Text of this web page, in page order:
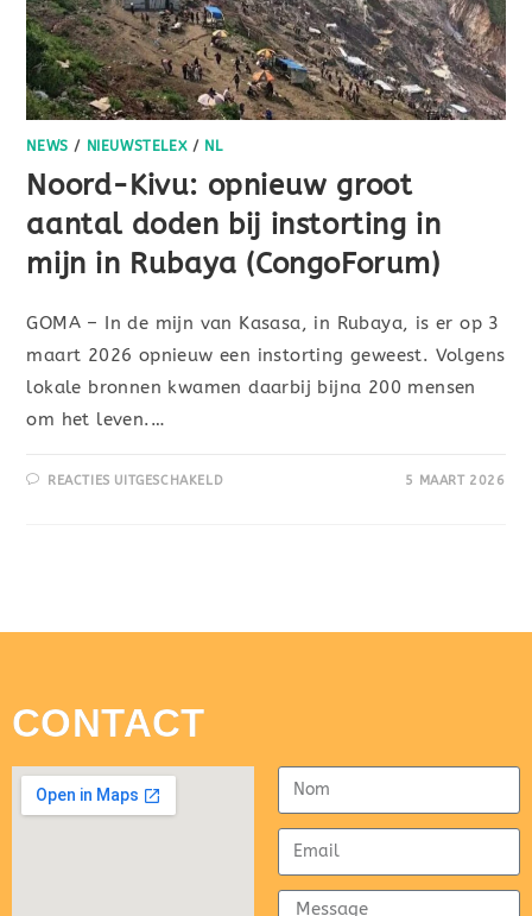
NEWS / NIEUWSTELEX/ NL
Noord-Kivu: opnieuw groot
aantal doden bij instorting in
mijn in Rubaya (CongoForum)
GOMA – In de mijn van Kasasa, in Rubaya, is er op 3
maart 2026 opnieuw een instorting geweest. Volgens
lokale bronnen kwamen daarbij bijna 200 mensen
om het leven.…
REACTIES UITGESCHAKELD 5 MAART 2026
CONTACT